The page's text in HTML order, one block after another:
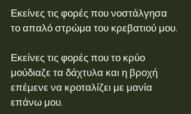
Εκείνες τις φορές που νοστάλγησα
το απαλό στρώμα του κρεβατιού μου.
Εκείνες τις φορές που το κρύο
μούδιαζε τα δάχτυλα και η βροχή
επέμενε να κροταλίζει με μανία
επάνω μου.